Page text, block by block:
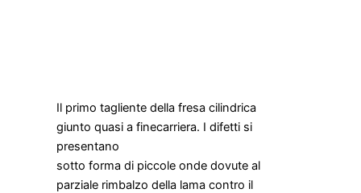
Il primo tagliente della fresa cilindrica
giunto quasi a finecarriera. I difetti si
presentano
sotto forma di piccole onde dovute al
parziale rimbalzo della lama contro il